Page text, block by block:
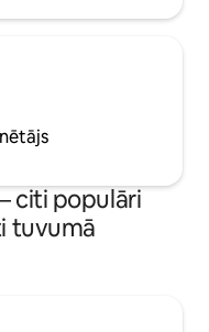
citi populāri
tuvumā